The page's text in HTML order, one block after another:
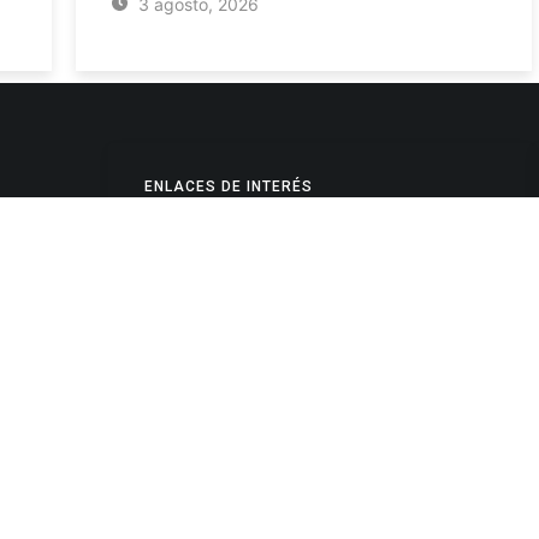
3 agosto, 2026
ENLACES DE INTERÉS